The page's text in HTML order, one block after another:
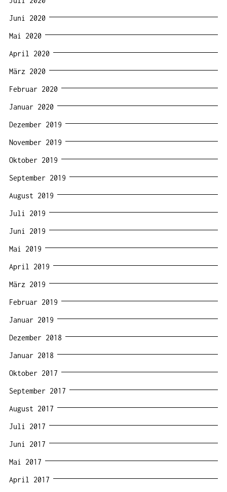
Juni 2020
Mai 2020
April 2020
März 2020
Februar 2020
Januar 2020
Dezember 2019
November 2019
Oktober 2019
September 2019
August 2019
Juli 2019
Juni 2019
Mai 2019
April 2019
März 2019
Februar 2019
Januar 2019
Dezember 2018
Januar 2018
Oktober 2017
September 2017
August 2017
Juli 2017
Juni 2017
Mai 2017
April 2017